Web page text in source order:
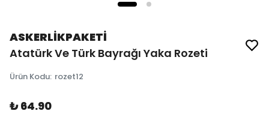
ASKERLİKPAKETİ
Atatürk Ve Türk Bayrağı Yaka Rozeti
Ürün Kodu: rozet12
₺ 64.90